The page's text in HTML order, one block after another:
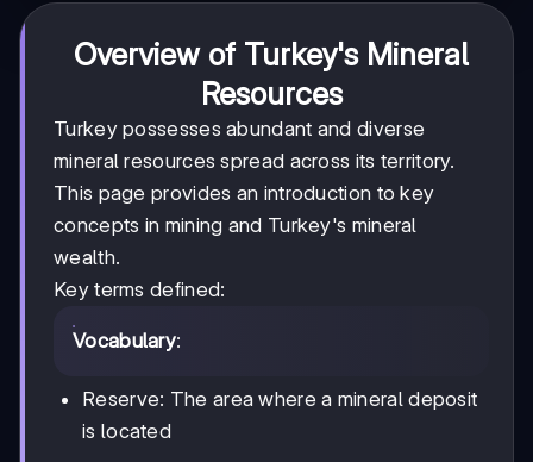
Overview of Turkey's Mineral
Resources
Turkey possesses abundant and diverse
mineral resources spread across its territory.
This page provides an introduction to key
concepts in mining and Turkey's mineral
wealth.
Key terms defined:
Vocabulary:
Reserve: The area where a mineral deposit
is located